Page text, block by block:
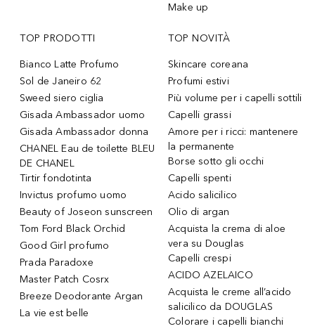
Make up
TOP PRODOTTI
Bianco Latte Profumo
Sol de Janeiro 62
Sweed siero ciglia
Gisada Ambassador uomo
Gisada Ambassador donna
CHANEL Eau de toilette BLEU
DE CHANEL
Tirtir fondotinta
Invictus profumo uomo
Beauty of Joseon sunscreen
Tom Ford Black Orchid
Good Girl profumo
Prada Paradoxe
Master Patch Cosrx
Breeze Deodorante Argan
La vie est belle
TOP NOVITÀ
Skincare coreana
Profumi estivi
Più volume per i capelli sottili
Capelli grassi
Amore per i ricci: mantenere
la permanente
Borse sotto gli occhi
Capelli spenti
Acido salicilico
Olio di argan
Acquista la crema di aloe
vera su Douglas
Capelli crespi
ACIDO AZELAICO
Acquista le creme all’acido
salicilico da DOUGLAS
Colorare i capelli bianchi